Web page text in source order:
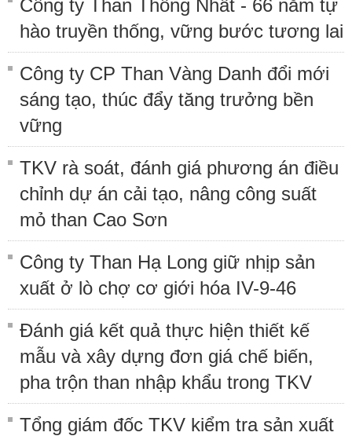
Công ty Than Thống Nhất - 66 năm tự
hào truyền thống, vững bước tương lai
Công ty CP Than Vàng Danh đổi mới
sáng tạo, thúc đẩy tăng trưởng bền
vững
TKV rà soát, đánh giá phương án điều
chỉnh dự án cải tạo, nâng công suất
mỏ than Cao Sơn
Công ty Than Hạ Long giữ nhịp sản
xuất ở lò chợ cơ giới hóa IV-9-46
Đánh giá kết quả thực hiện thiết kế
mẫu và xây dựng đơn giá chế biến,
pha trộn than nhập khẩu trong TKV
Tổng giám đốc TKV kiểm tra sản xuất